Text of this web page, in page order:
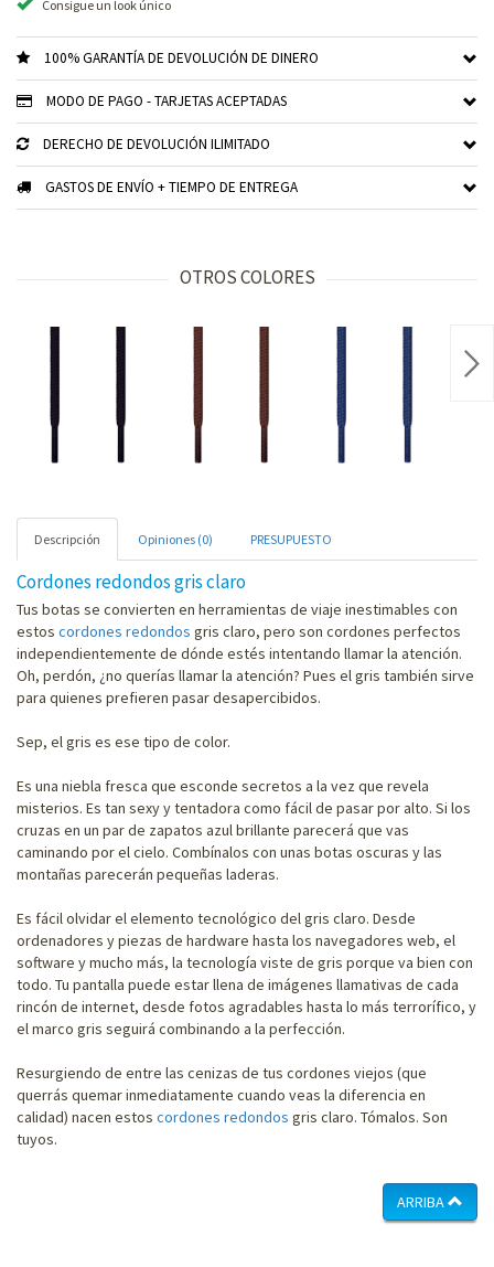
Consigue un look único
100% GARANTÍA DE DEVOLUCIÓN DE DINERO
MODO DE PAGO - TARJETAS ACEPTADAS
DERECHO DE DEVOLUCIÓN ILIMITADO
GASTOS DE ENVÍO + TIEMPO DE ENTREGA
OTROS COLORES
Descripción Opiniones (0) PRESUPUESTO
Cordones redondos gris claro
Tus botas se convierten en herramientas de viaje inestimables con
estos cordones redondos gris claro, pero son cordones perfectos
independientemente de dónde estés intentando llamar la atención.
Oh, perdón, ¿no querías llamar la atención? Pues el gris también sirve
para quienes prefieren pasar desapercibidos.
Sep, el gris es ese tipo de color.
Es una niebla fresca que esconde secretos a la vez que revela
misterios. Es tan sexy y tentadora como fácil de pasar por alto. Si los
cruzas en un par de zapatos azul brillante parecerá que vas
caminando por el cielo. Combínalos con unas botas oscuras y las
montañas parecerán pequeñas laderas.
Es fácil olvidar el elemento tecnológico del gris claro. Desde
ordenadores y piezas de hardware hasta los navegadores web, el
software y mucho más, la tecnología viste de gris porque va bien con
todo. Tu pantalla puede estar llena de imágenes llamativas de cada
rincón de internet, desde fotos agradables hasta lo más terrorífico, y
el marco gris seguirá combinando a la perfección.
Resurgiendo de entre las cenizas de tus cordones viejos (que
querrás quemar inmediatamente cuando veas la diferencia en
calidad) nacen estos cordones redondos gris claro. Tómalos. Son
tuyos.
ARRIBA